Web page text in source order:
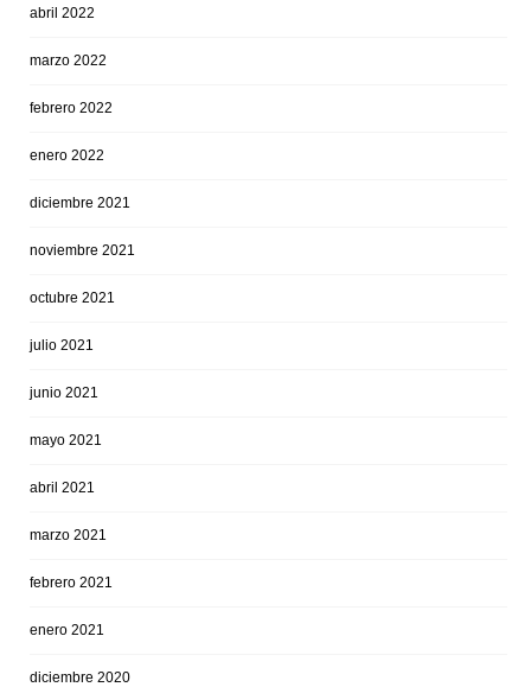
abril 2022
marzo 2022
febrero 2022
enero 2022
diciembre 2021
noviembre 2021
octubre 2021
julio 2021
junio 2021
mayo 2021
abril 2021
marzo 2021
febrero 2021
enero 2021
diciembre 2020